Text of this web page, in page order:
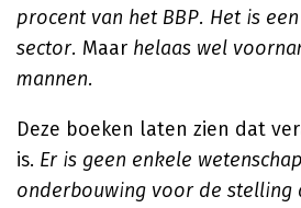
procent van het BBP. Het is
sector. Maar helaas wel
mannen.
Deze boeken laten zien dat
is. Er is geen enkele
onderbouwing voor de stelling